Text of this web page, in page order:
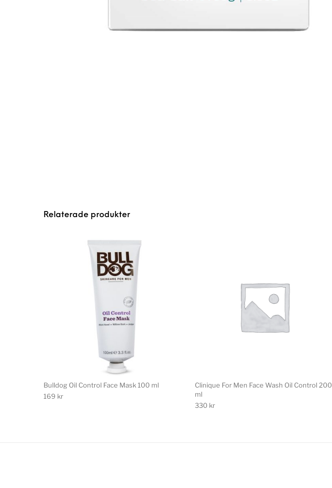
Relaterade produkter
Bulldog Oil Control Face Mask 100 ml
169 kr
Clinique For Men Face Wash Oil Control 200
ml
330 kr